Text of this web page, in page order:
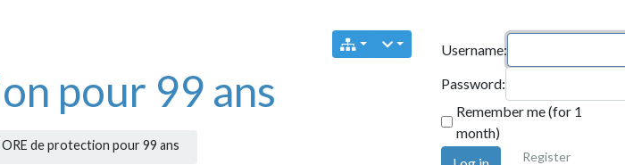
99 ans
pour 99 ans
Username:
Password:
Remember me (for 1
month)
Register